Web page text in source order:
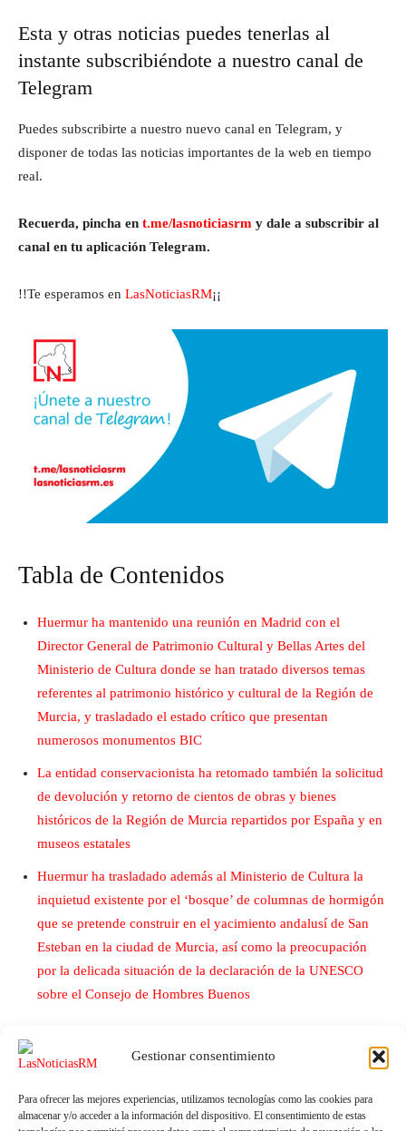
Gestionar consentimiento
Para ofrecer las mejores experiencias, utilizamos tecnologías como las cookies para
almacenar y/o acceder a la información del dispositivo. El consentimiento de estas
Esta y otras noticias puedes tenerlas al
instante subscribiéndote a nuestro canal de
Telegram
Puedes subscribirte a nuestro nuevo canal en Telegram, y
disponer de todas las noticias importantes de la web en tiempo
real.
Recuerda, pincha en t.me/lasnoticiasrm y dale a subscribir al
canal en tu aplicación Telegram.
!!Te esperamos en LasNoticiasRM¡¡
Tabla de Contenidos
Huermur ha mantenido una reunión en Madrid con el
Director General de Patrimonio Cultural y Bellas Artes del
Ministerio de Cultura donde se han tratado diversos temas
referentes al patrimonio histórico y cultural de la Región de
Murcia, y trasladado el estado crítico que presentan
numerosos monumentos BIC
La entidad conservacionista ha retomado también la solicitud
de devolución y retorno de cientos de obras y bienes
históricos de la Región de Murcia repartidos por España y en
museos estatales
Huermur ha trasladado además al Ministerio de Cultura la
inquietud existente por el ‘bosque’ de columnas de hormigón
que se pretende construir en el yacimiento andalusí de San
Esteban en la ciudad de Murcia, así como la preocupación
por la delicada situación de la declaración de la UNESCO
sobre el Consejo de Hombres Buenos